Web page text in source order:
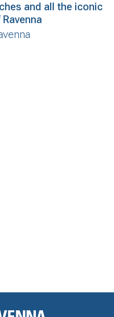
and all the iconic